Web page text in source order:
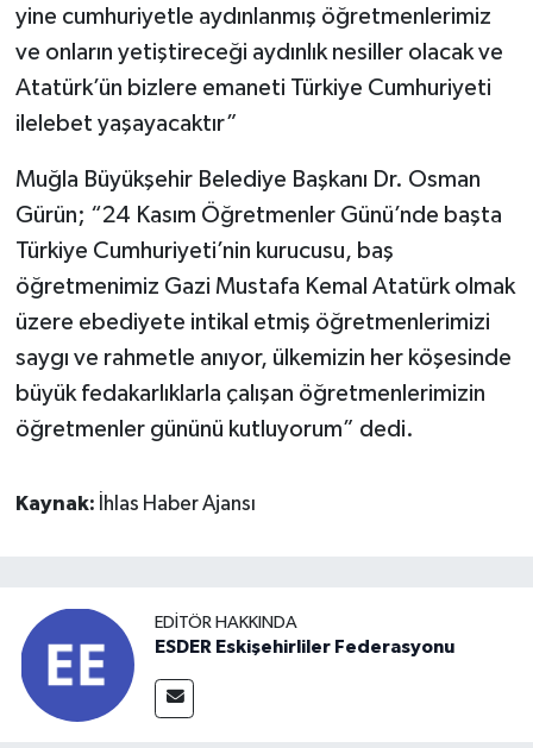
yine cumhuriyetle aydınlanmış öğretmenlerimiz
ve onların yetiştireceği aydınlık nesiller olacak ve
Atatürk’ün bizlere emaneti Türkiye Cumhuriyeti
ilelebet yaşayacaktır”
Muğla Büyükşehir Belediye Başkanı Dr. Osman
Gürün; “24 Kasım Öğretmenler Günü’nde başta
Türkiye Cumhuriyeti’nin kurucusu, baş
öğretmenimiz Gazi Mustafa Kemal Atatürk olmak
üzere ebediyete intikal etmiş öğretmenlerimizi
saygı ve rahmetle anıyor, ülkemizin her köşesinde
büyük fedakarlıklarla çalışan öğretmenlerimizin
öğretmenler gününü kutluyorum” dedi.
Kaynak: İhlas Haber Ajansı
EDITÖR HAKKINDA
ESDER Eskişehirliler Federasyonu